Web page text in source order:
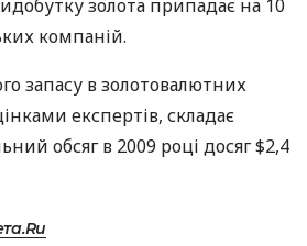
золота припадає на 10
компаній.
запасу в золотовалютних
експертів, складає
обсяг в 2009 році досяг $2,4